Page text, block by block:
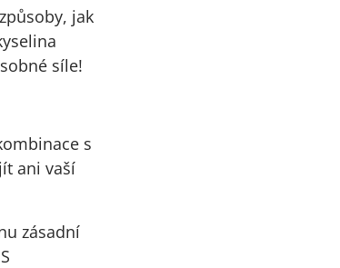
jak
síle!
s
ani vaší
zásadní